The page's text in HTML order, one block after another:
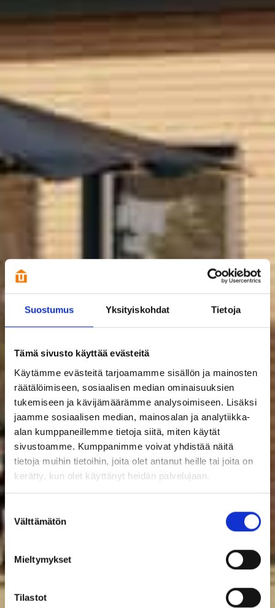
Suostumus Yksityiskohdat Tietoja
Tämä sivusto käyttää evästeitä
Käytämme evästeitä tarjoamamme sisällön ja mainosten
räätälöimiseen, sosiaalisen median ominaisuuksien
tukemiseen ja kävijämäärämme analysoimiseen. Lisäksi
jaamme sosiaalisen median, mainosalan ja analytiikka-
alan kumppaneillemme tietoja siitä, miten käytät
sivustoamme. Kumppanimme voivat yhdistää näitä
tietoja muihin tietoihin, joita olet antanut heille tai joita on
kerätty, kun olet käyttänyt heidän palvelujaan.
Suostumuksen
valinta
Välttämätön
Mieltymykset
Tilastot